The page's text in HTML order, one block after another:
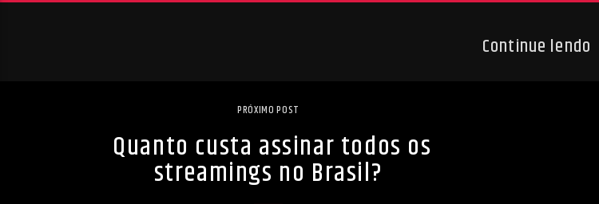
Continue lendo
PRÓXIMO POST
Quanto custa assinar todos os
streamings no Brasil?